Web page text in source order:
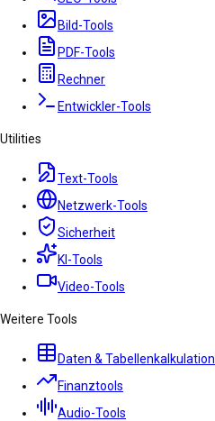
Bild-Tools
PDF-Tools
Rechner
Entwickler-Tools
Utilities
Text-Tools
Netzwerk-Tools
Sicherheit
KI-Tools
Video-Tools
Weitere Tools
Daten & Tabellenkalkulation
Finanztools
Audio-Tools